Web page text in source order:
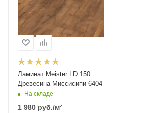
Ламинат Meister LD 150
Древесина Миссисипи 6404
На складе
1 980 руб./м²